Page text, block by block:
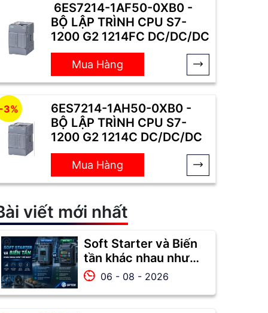
6ES7214-1AF50-0XB0 -
BỘ LẬP TRÌNH CPU S7-
1200 G2 1214FC DC/DC/DC
Mua Hàng
6ES7214-1AH50-0XB0 -
BỘ LẬP TRÌNH CPU S7-
1200 G2 1214C DC/DC/DC
-3%
Mua Hàng
viết mới nhất
Soft Starter và Biến
tần khác nhau như
thế nào? Nên chọn
06 - 08 - 2026